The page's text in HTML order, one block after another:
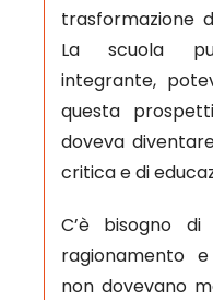
trasformazione
La scuola
integrante,
questa
doveva
critica e di
C’è bisogno
ragionamento
non dovevano